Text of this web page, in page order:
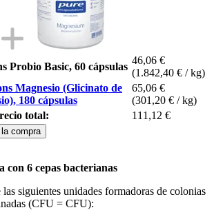
Probio Basic, 60 cápsulas
46,06 €
(1.842,40 € / kg)
Magnesio (Glicinato de
180 cápsulas
65,06 €
(301,20 € / kg)
total:
111,12 €
compra
con 6 cepas bacterianas
siguientes unidades formadoras de colonias
(CFU = CFU):